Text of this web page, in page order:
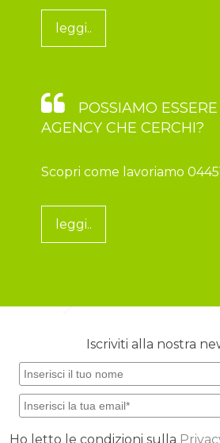
leggi..
POSSIAMO
AGENCY CHE CERCHI?
Scopri come lavoriamo
leggi..
Iscriviti alla nostra
Ho letto le condizioni sulla